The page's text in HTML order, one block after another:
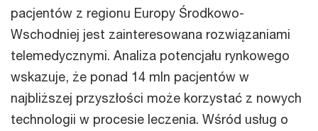
pacjentów z regionu Europy Środkowo-
Wschodniej jest zainteresowana rozwiązaniami
telemedycznymi. Analiza potencjału rynkowego
wskazuje, że ponad 14 mln pacjentów w
najbliższej przyszłości może korzystać z nowych
technologii w procesie leczenia. Wśród usług o